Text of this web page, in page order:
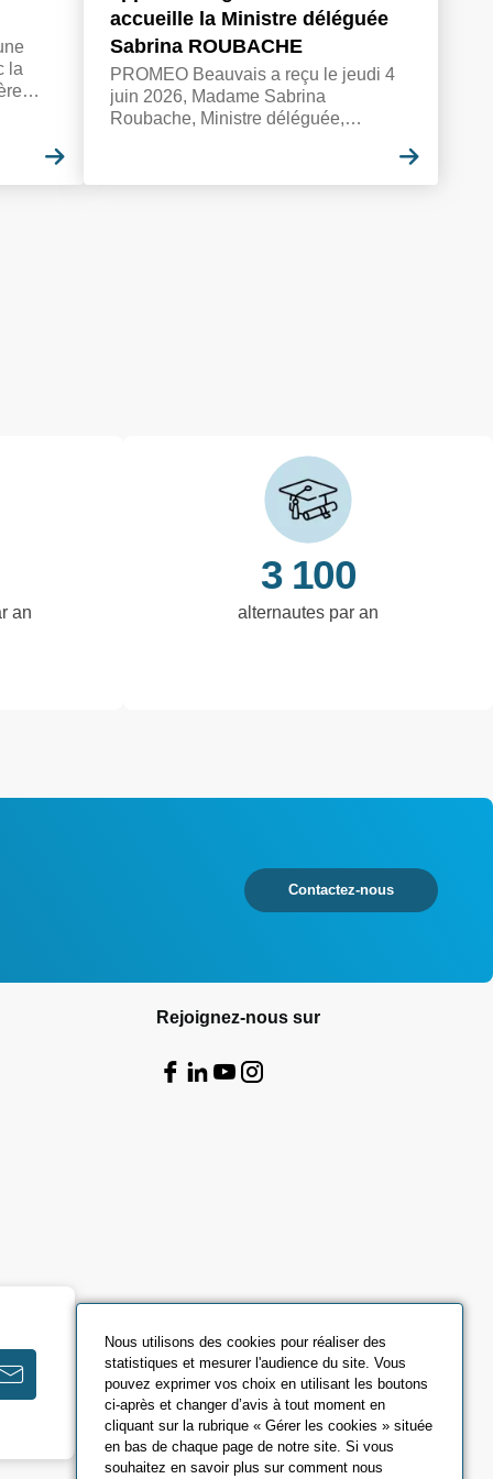
la
accueille la Ministre déléguée
Sabrina ROUBACHE
PROMEO Beauvais a reçu le jeudi 4
juin 2026, Madame Sabrina
Roubache, Ministre déléguée,
l'Apprentissage et Monsieur Jean-
an
3 100
alternautes par an
Contactez-nous
Rejoignez-nous sur
Nous utilisons des cookies pour réaliser des
statistiques et mesurer l'audience du site. Vous
pouvez exprimer vos choix en utilisant les boutons
ci-après et changer d’avis à tout moment en
cliquant sur la rubrique « Gérer les cookies » située
en bas de chaque page de notre site. Si vous
souhaitez en savoir plus sur comment nous